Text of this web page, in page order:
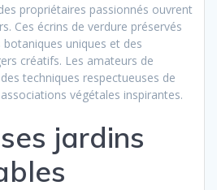
propriétaires passionnés ouvrent
Ces écrins de verdure préservés
uniques et des
créatifs. Les amateurs de
techniques respectueuses de
végétales inspirantes.
jardins